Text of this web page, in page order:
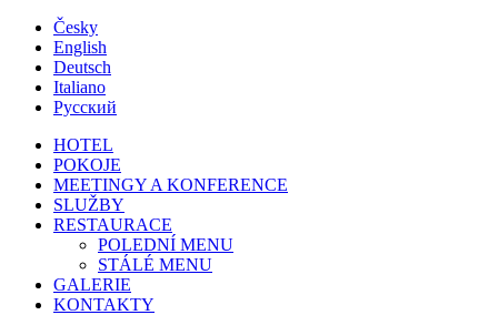
Česky
English
Deutsch
Italiano
Pусский
HOTEL
POKOJE
MEETINGY A KONFERENCE
SLUŽBY
RESTAURACE
POLEDNÍ MENU
STÁLÉ MENU
GALERIE
KONTAKTY